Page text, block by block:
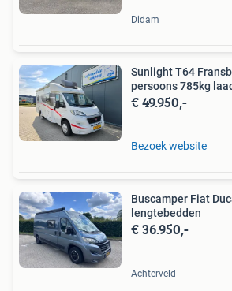
Didam
Sunlight T64
persoons 785kg
€ 49.950,-
Bezoek website
Buscamper Fiat
lengtebedden
€ 36.950,-
Achterveld